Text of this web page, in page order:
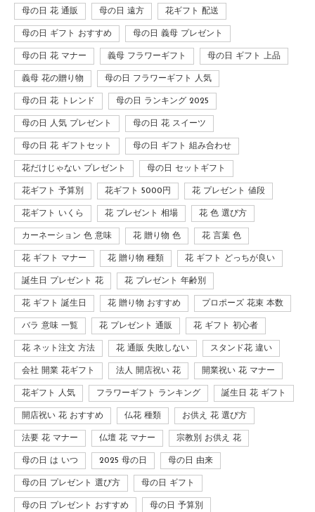
母の日 花 通販 母の日 遠方 花ギフト 配送
母の日 ギフト おすすめ 母の日 義母 プレゼント
母の日 花 マナー 義母 フラワーギフト 母の日 ギフト 上品
義母 花の贈り物 母の日 フラワーギフト 人気
母の日 花 トレンド 母の日 ランキング 2025
母の日 人気 プレゼント 母の日 花 スイーツ
母の日 花 ギフトセット 母の日 ギフト 組み合わせ
花だけじゃない プレゼント 母の日 セットギフト
花ギフト 予算別 花ギフト 5000円 花 プレゼント 値段
花ギフト いくら 花 プレゼント 相場 花 色 選び方
カーネーション 色 意味 花 贈り物 色 花 言葉 色
花 ギフト マナー 花 贈り物 種類 花 ギフト どっちが良い
誕生日 プレゼント 花 花 プレゼント 年齢別
花 ギフト 誕生日 花 贈り物 おすすめ プロポーズ 花束 本数
バラ 意味 一覧 花 プレゼント 通販 花 ギフト 初心者
花 ネット注文 方法 花 通販 失敗しない スタンド花 違い
会社 開業 花ギフト 法人 開店祝い 花 開業祝い 花 マナー
花ギフト 人気 フラワーギフト ランキング 誕生日 花 ギフト
開店祝い 花 おすすめ 仏花 種類 お供え 花 選び方
法要 花 マナー 仏壇 花 マナー 宗教別 お供え 花
母の日 は いつ 2025 母の日 母の日 由来
母の日 プレゼント 選び方 母の日 ギフト
母の日 プレゼント おすすめ 母の日 予算別